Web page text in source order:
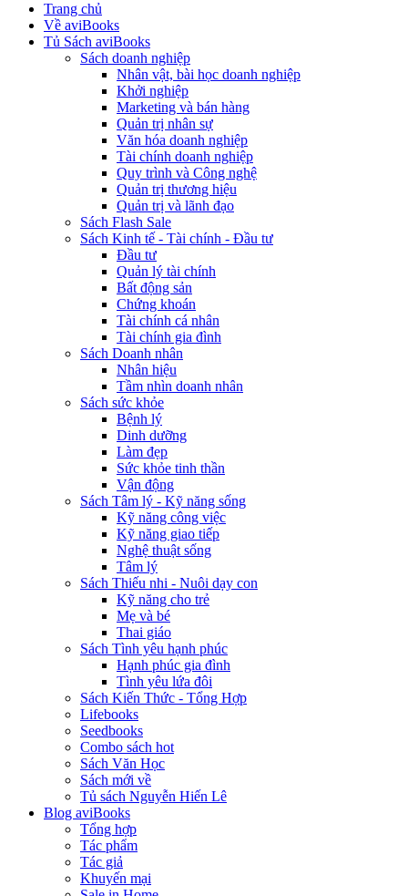
Trang chủ
Về aviBooks
Tủ Sách aviBooks
Sách doanh nghiệp
Nhân vật, bài học doanh nghiệp
Khởi nghiệp
Marketing và bán hàng
Quản trị nhân sự
Văn hóa doanh nghiệp
Tài chính doanh nghiệp
Quy trình và Công nghệ
Quản trị thương hiệu
Quản trị và lãnh đạo
Sách Flash Sale
Sách Kinh tế - Tài chính - Đầu tư
Đầu tư
Quản lý tài chính
Bất động sản
Chứng khoán
Tài chính cá nhân
Tài chính gia đình
Sách Doanh nhân
Nhân hiệu
Tầm nhìn doanh nhân
Sách sức khỏe
Bệnh lý
Dinh dưỡng
Làm đẹp
Sức khỏe tinh thần
Vận động
Sách Tâm lý - Kỹ năng sống
Kỹ năng công việc
Kỹ năng giao tiếp
Nghệ thuật sống
Tâm lý
Sách Thiếu nhi - Nuôi dạy con
Kỹ năng cho trẻ
Mẹ và bé
Thai giáo
Sách Tình yêu hạnh phúc
Hạnh phúc gia đình
Tình yêu lứa đôi
Sách Kiến Thức - Tổng Hợp
Lifebooks
Seedbooks
Combo sách hot
Sách Văn Học
Sách mới về
Tủ sách Nguyễn Hiến Lê
Blog aviBooks
Tổng hợp
Tác phẩm
Tác giả
Khuyến mại